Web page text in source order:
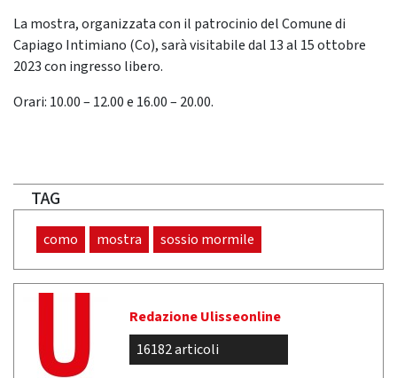
La mostra, organizzata con il patrocinio del Comune di
Capiago Intimiano (Co), sarà visitabile dal 13 al 15 ottobre
2023 con ingresso libero.
Orari: 10.00 – 12.00 e 16.00 – 20.00.
TAG
como mostra sossio mormile
Redazione Ulisseonline
16182 articoli